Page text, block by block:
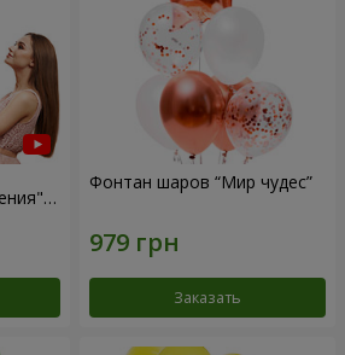
-
Фонтан шаров “Мир чудес”
Заказать